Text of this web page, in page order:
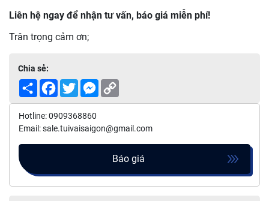
Liên hệ ngay để nhận tư vấn, báo giá miễn phí!
Trân trọng cảm ơn;
Chia sẻ:
Share Facebook
TwitterMessenger
Hotline: 0909368860
Email: sale.tuivaisaigon@gmail.com
Báo giá